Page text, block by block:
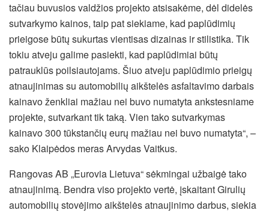
tačiau buvusios valdžios projekto atsisakėme, dėl didelės
sutvarkymo kainos, taip pat siekiame, kad paplūdimių
prieigose būtų sukurtas vientisas dizainas ir stilistika. Tik
tokiu atveju galime pasiekti, kad paplūdimiai būtų
patrauklūs poilsiautojams. Šiuo atveju paplūdimio prieigų
atnaujinimas su automobilių aikštelės asfaltavimo darbais
kainavo ženkliai mažiau nei buvo numatyta ankstesniame
projekte, sutvarkant tik taką. Vien tako sutvarkymas
kainavo 300 tūkstančių eurų mažiau nei buvo numatyta“, –
sako Klaipėdos meras Arvydas Vaitkus.
Rangovas AB „Eurovia Lietuva“ sėkmingai užbaigė tako
atnaujinimą. Bendra viso projekto vertė, įskaitant Girulių
automobilių stovėjimo aikštelės atnaujinimo darbus, siekia